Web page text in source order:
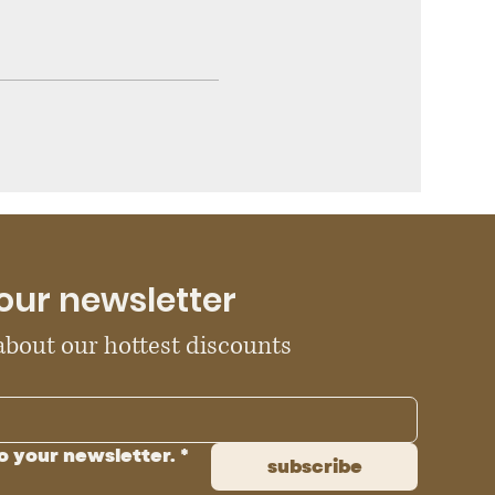
newsletter
our hottest discounts
your newsletter. * subscribe